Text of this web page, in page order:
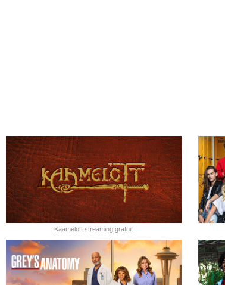
Kaamelott streaming gratuit